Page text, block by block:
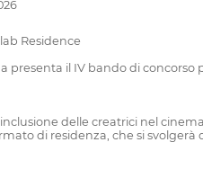
Residence
presenta il IV bando di
delle creatrici nel
di residenza, che si